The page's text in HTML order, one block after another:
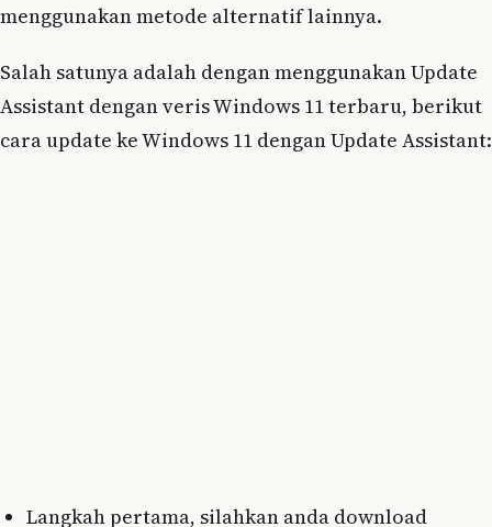
menggunakan metode alternatif lainnya.
Salah satunya adalah dengan menggunakan Update
Assistant dengan veris Windows 11 terbaru, berikut
cara update ke Windows 11 dengan Update Assistant:
Langkah pertama, silahkan anda download